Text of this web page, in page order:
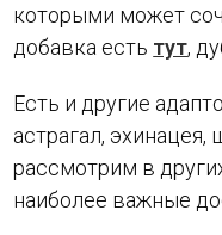
которыми может
добавка есть тут,
Есть и другие
астрагал,
рассмотрим в
наиболее важные